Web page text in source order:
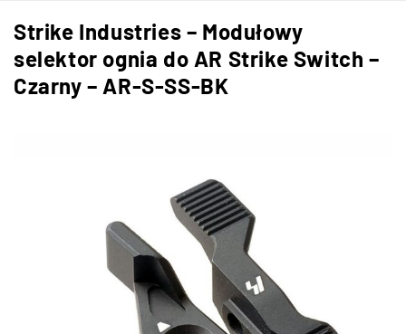
Strike Industries – Modułowy
selektor ognia do AR Strike Switch –
Czarny – AR-S-SS-BK